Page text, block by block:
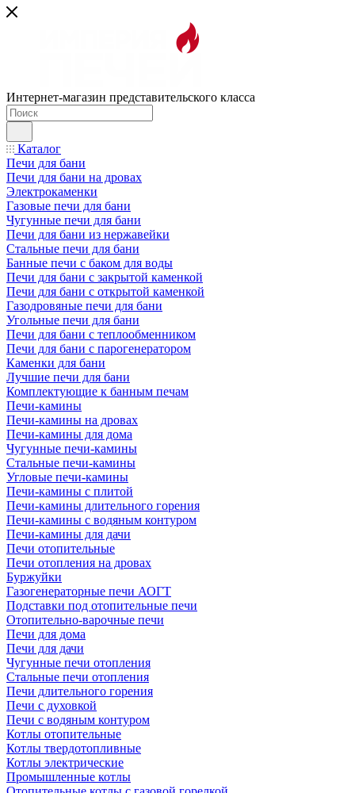
Интернет-магазин представительского класса
Каталог
Печи для бани
Печи для бани на дровах
Электрокаменки
Газовые печи для бани
Чугунные печи для бани
Печи для бани из нержавейки
Стальные печи для бани
Банные печи с баком для воды
Печи для бани с закрытой каменкой
Печи для бани с открытой каменкой
Газодровяные печи для бани
Угольные печи для бани
Печи для бани с теплообменником
Печи для бани с парогенератором
Каменки для бани
Лучшие печи для бани
Комплектующие к банным печам
Печи-камины
Печи-камины на дровах
Печи-камины для дома
Чугунные печи-камины
Стальные печи-камины
Угловые печи-камины
Печи-камины с плитой
Печи-камины длительного горения
Печи-камины с водяным контуром
Печи-камины для дачи
Печи отопительные
Печи отопления на дровах
Буржуйки
Газогенераторные печи АОГТ
Подставки под отопительные печи
Отопительно-варочные печи
Печи для дома
Печи для дачи
Чугунные печи отопления
Стальные печи отопления
Печи длительного горения
Печи с духовкой
Печи с водяным контуром
Котлы отопительные
Котлы твердотопливные
Котлы электрические
Промышленные котлы